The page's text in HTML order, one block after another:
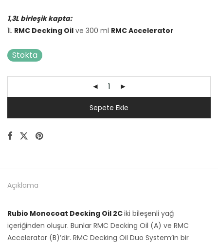
1,3L birleşik kapta:
1L RMC Decking Oil ve 300 ml RMC Accelerator
Stokta
Sepete Ekle
Açıklama
Rubio Monocoat Decking Oil 2Ciki bileşenli yağ
içeriğinden oluşur. Bunlar RMC Decking Oil (A) ve RMC
Accelerator (B)’dir. RMC Decking Oil Duo System’in bir